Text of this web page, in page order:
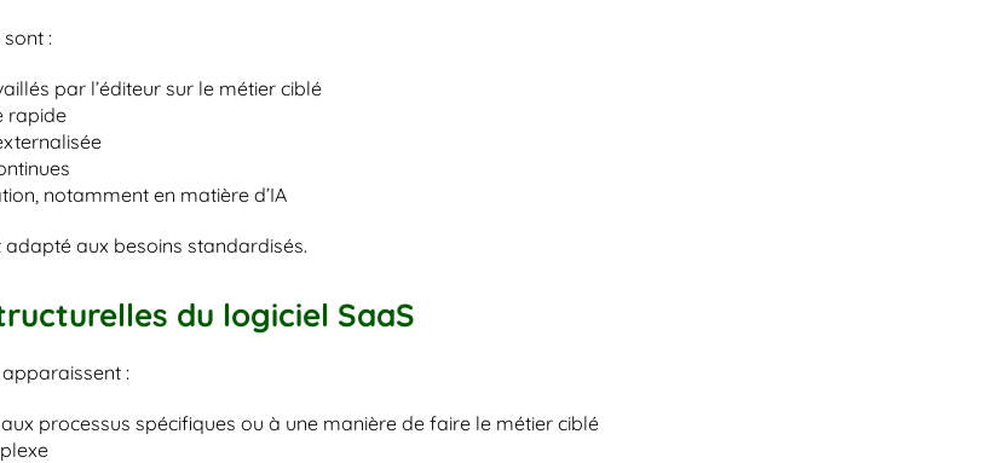
:
par l’éditeur sur le métier ciblé
rapide
notamment en matière d’IA
aux besoins standardisés.
du logiciel SaaS
:
processus spécifiques ou à une manière de faire le métier ciblé